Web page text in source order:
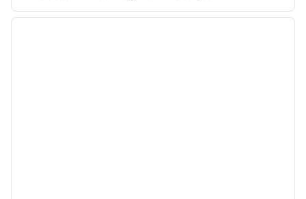
1 von 12